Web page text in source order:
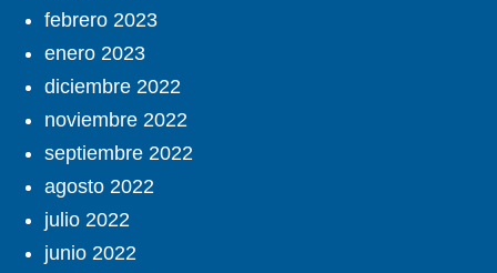
febrero 2023
enero 2023
diciembre 2022
noviembre 2022
septiembre 2022
agosto 2022
julio 2022
junio 2022